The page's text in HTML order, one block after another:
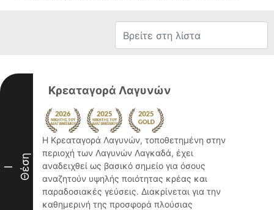
I Θέση
Κρεαταγορά Λαγυνών
Η Κρεαταγορά Λαγυνών, τοποθετημένη στην
περιοχή των Λαγυνών Λαγκαδά, έχει
αναδειχθεί ως βασικό σημείο για όσους
αναζητούν υψηλής ποιότητας κρέας και
παραδοσιακές γεύσεις. Διακρίνεται για την
καθημερινή της προσφορά πλούσιας